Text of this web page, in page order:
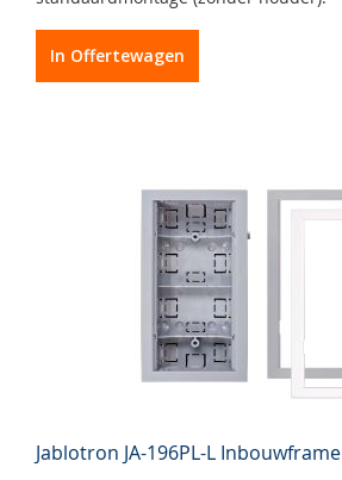
In Offertewagen
Jablotron JA-196PL-L Inbouwframe